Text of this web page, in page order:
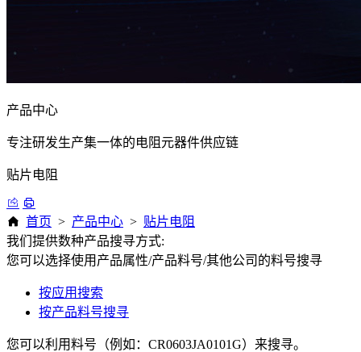
产品中心
专注研发生产集一体的电阻元器件供应链
贴片电阻
首页 > 产品中心 > 贴片电阻
我们提供数种产品搜寻方式:
您可以选择使用产品属性/产品料号/其他公司的料号搜寻
按应用搜索
按产品料号搜寻
您可以利用料号（例如：CR0603JA0101G）来搜寻。